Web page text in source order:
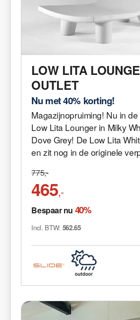
LOW LITA
OUTLET
Nu met 40% korting!
Magazijnopruiming! Nu in
Low Lita Lounger in Milky
Dove Grey! De Low Lita
en zit nog in de originele
775,-
465,-
Bespaar nu 40%
Incl. BTW: 562.65